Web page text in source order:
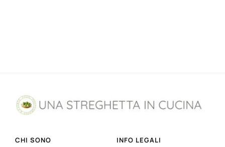
CHI SONO INFO LEGALI